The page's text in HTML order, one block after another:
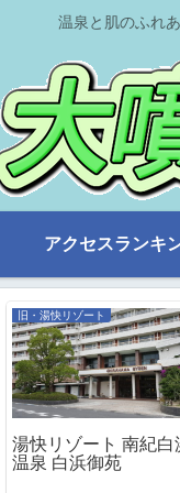
温泉と肌のふれ
アクセスランキ
旧・湯快リゾート
湯快リゾート 南紀白
温泉 白浜御苑